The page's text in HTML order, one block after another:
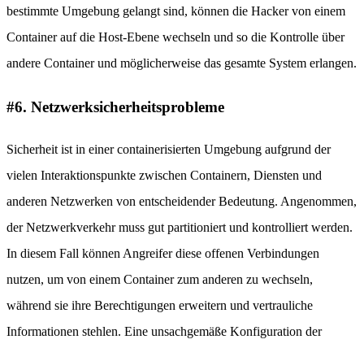
bestimmte Umgebung gelangt sind, können die Hacker von einem
Container auf die Host-Ebene wechseln und so die Kontrolle über
andere Container und möglicherweise das gesamte System erlangen.
#6. Netzwerksicherheitsprobleme
Sicherheit ist in einer containerisierten Umgebung aufgrund der
vielen Interaktionspunkte zwischen Containern, Diensten und
anderen Netzwerken von entscheidender Bedeutung. Angenommen,
der Netzwerkverkehr muss gut partitioniert und kontrolliert werden.
In diesem Fall können Angreifer diese offenen Verbindungen
nutzen, um von einem Container zum anderen zu wechseln,
während sie ihre Berechtigungen erweitern und vertrauliche
Informationen stehlen. Eine unsachgemäße Konfiguration der